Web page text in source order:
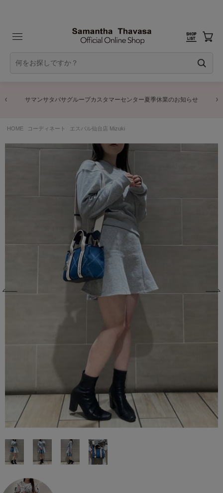
サマンサタバサグループカスタマーセンター夏季休業のお知らせ
HOME コーディネート エスパル仙台店 Mizuki